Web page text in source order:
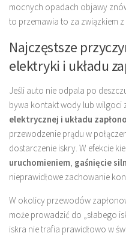
mocnych opadach objawy
to przemawia to za związkiem
Najczęstsze
elektryki i układu
Jeśli auto nie odpala po
bywa kontakt wody lub wilgoci
elektrycznej i układu
przewodzenie prądu w
dostarczenie iskry. W efekcie
uruchomieniem gaśnięcie
nieprawidłowe zachowanie
W okolicy przewodów
może prowadzić do „słabego
iskra nie trafia prawidłowo w